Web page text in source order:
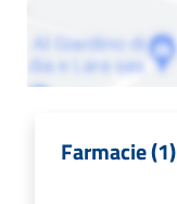
Farmacie (1)